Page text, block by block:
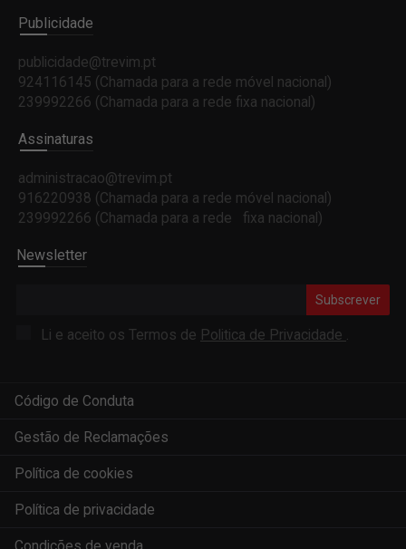
Publicidade
publicidade@trevim.pt
924116145 (Chamada para a rede móvel nacional)
239992266 (Chamada para a rede fixa nacional)
Assinaturas
administracao@trevim.pt
916220938 (Chamada para a rede móvel nacional)
239992266 (Chamada para a rede fixa nacional)
Newsletter
Subscrever
Li e aceito os Termos de Politica de Privacidade .
Código de Conduta
Gestão de Reclamações
Política de cookies
Política de privacidade